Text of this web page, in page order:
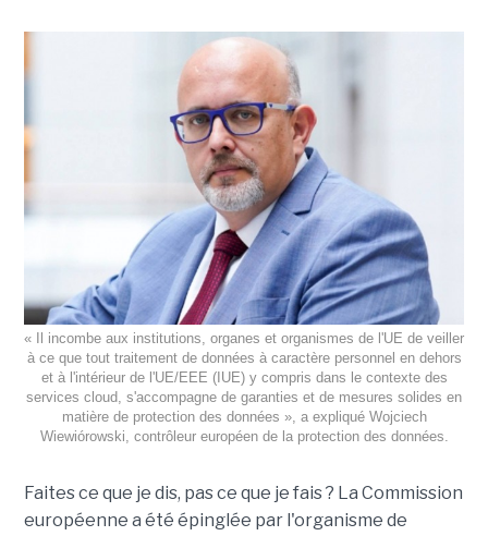
« Il incombe aux institutions, organes et organismes de l'UE de veiller
à ce que tout traitement de données à caractère personnel en dehors
et à l'intérieur de l'UE/EEE (IUE) y compris dans le contexte des
services cloud, s'accompagne de garanties et de mesures solides en
matière de protection des données », a expliqué Wojciech
Wiewiórowski, contrôleur européen de la protection des données.
Faites ce que je dis, pas ce que je fais ? La Commission
européenne a été épinglée par l'organisme de